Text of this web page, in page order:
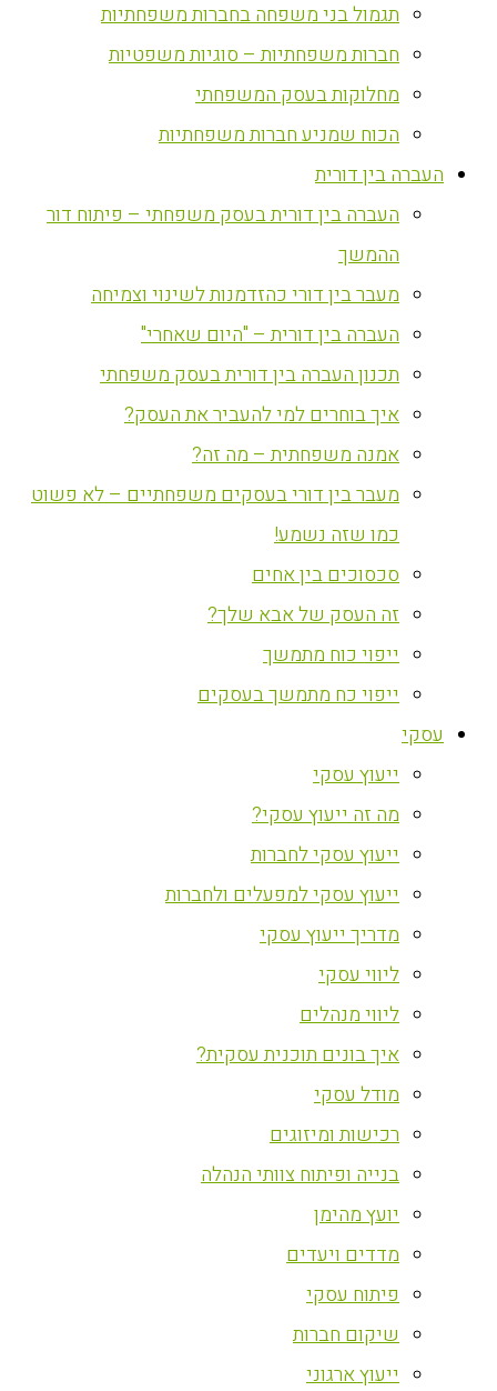
תגמול בני משפחה בחברות משפחתיות
חברות משפחתיות – סוגיות משפטיות
מחלוקות בעסק המשפחתי
הכוח שמניע חברות משפחתיות
העברה בין דורית
העברה בין דורית בעסק משפחתי – פיתוח דור
ההמשך
מעבר בין דורי כהזדמנות לשינוי וצמיחה
העברה בין דורית – "היום שאחרי"
תכנון העברה בין דורית בעסק משפחתי
איך בוחרים למי להעביר את העסק?
אמנה משפחתית – מה זה?
מעבר בין דורי בעסקים משפחתיים – לא פשוט
כמו שזה נשמע!
סכסוכים בין אחים
זה העסק של אבא שלך?
ייפוי כוח מתמשך
ייפוי כח מתמשך בעסקים
עסקי
ייעוץ עסקי
מה זה ייעוץ עסקי?
ייעוץ עסקי לחברות
ייעוץ עסקי למפעלים ולחברות
מדריך ייעוץ עסקי
ליווי עסקי
ליווי מנהלים
איך בונים תוכנית עסקית?
מודל עסקי
רכישות ומיזוגים
בנייה ופיתוח צוותי הנהלה
יועץ מהימן
מדדים ויעדים
פיתוח עסקי
שיקום חברות
ייעוץ ארגוני